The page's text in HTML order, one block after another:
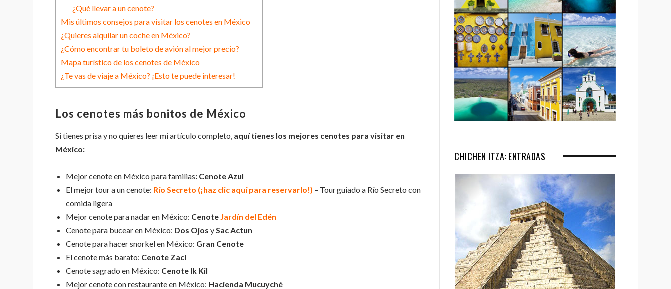
¿Qué llevar a un cenote?
Mis últimos consejos para visitar los cenotes en México
¿Quieres alquilar un coche en México?
¿Cómo encontrar tu boleto de avión al mejor precio?
Mapa turístico de los cenotes de México
¿Te vas de viaje a México? ¡Esto te puede interesar!
Los cenotes más bonitos de México
Si tienes prisa y no quieres leer mi artículo completo, aquí tienes los mejores cenotes para visitar en
México:
Mejor cenote en México para familias: Cenote Azul
El mejor tour a un cenote: Río Secreto (¡haz clic aquí para reservarlo!) – Tour guiado a Río Secreto con
comida ligera
Mejor cenote para nadar en México: Cenote Jardín del Edén
Cenote para bucear en México: Dos Ojos ySac Actun
Cenote para hacer snorkel en México: Gran Cenote
El cenote más barato: Cenote Zaci
Cenote sagrado en México: Cenote Ik Kil
Mejor cenote con restaurante en México: Hacienda Mucuyché
CHICHEN ITZA: ENTRADAS